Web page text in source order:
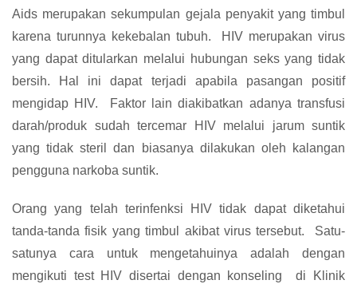
Aids merupakan sekumpulan gejala penyakit yang timbul
karena turunnya kekebalan tubuh. HIV merupakan virus
yang dapat ditularkan melalui hubungan seks yang tidak
bersih. Hal ini dapat terjadi apabila pasangan positif
mengidap HIV. Faktor lain diakibatkan adanya transfusi
darah/produk sudah tercemar HIV melalui jarum suntik
yang tidak steril dan biasanya dilakukan oleh kalangan
pengguna narkoba suntik.
Orang yang telah terinfenksi HIV tidak dapat diketahui
tanda-tanda fisik yang timbul akibat virus tersebut. Satu-
satunya cara untuk mengetahuinya adalah dengan
mengikuti test HIV disertai dengan konseling di Klinik